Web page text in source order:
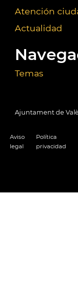
Atención
Actualidad
Temas
Ajuntament de
Aviso
legal
Política
privacidad